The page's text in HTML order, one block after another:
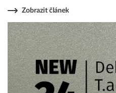
Zobrazit článek